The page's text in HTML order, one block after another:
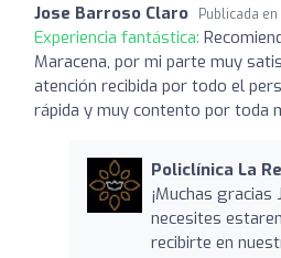
Jose Barroso Claro Publicada en
Experiencia fantástica:
Maracena, por mi parte muy
atención recibida por todo el
rápida y muy contento por toda
Policlínica La
¡Muchas gracias
necesites
recibirte en